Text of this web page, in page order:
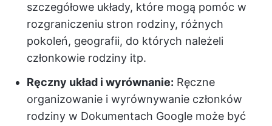
szczegółowe układy, które mogą pomóc w
rozgraniczeniu stron rodziny, różnych
pokoleń, geografii, do których należeli
członkowie rodziny itp.
Ręczny układ i wyrównanie: Ręczne
organizowanie i wyrównywanie członków
rodziny w Dokumentach Google może być